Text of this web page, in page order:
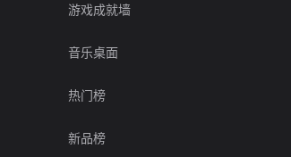
游戏成就墙
音乐桌面
热门榜
新品榜